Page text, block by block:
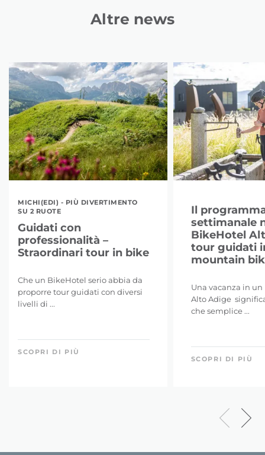
Altre news
MICHI(EDI) - PIÙ DIVERTIMENTO
SU 2 RUOTE
Guidati con
professionalità –
Straordinari tour in bike
Che un BikeHotel serio abbia da
proporre tour guidati con diversi
livelli di ...
SCOPRI DI PIÙ
Il
settimanale
BikeHotel
tour guidati
mountain
Una vacanza in
Alto Adige
che semplice ...
SCOPRI DI PIÙ